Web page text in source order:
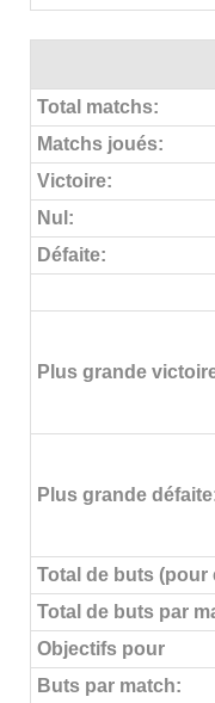
Total matchs:
Matchs joués:
Victoire:
Nul:
Défaite:
Plus grande
Plus grande
Total de buts (pour
Total de buts par
Objectifs pour
Buts par match: